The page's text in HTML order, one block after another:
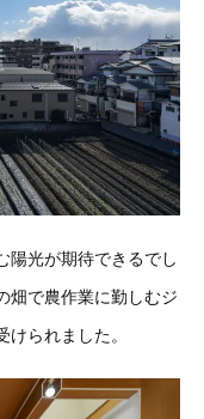
陽光が期待できるでし
畑で農作業に勤しむジ
られました。